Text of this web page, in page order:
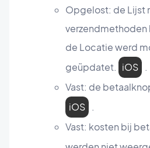
Opgelost: de Lijst
verzendmethoden
de Locatie werd
geüpdatet. iOS
.
Vast: de
iOS
.
Vast: kosten bij